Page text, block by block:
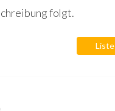
folgt.
Liste